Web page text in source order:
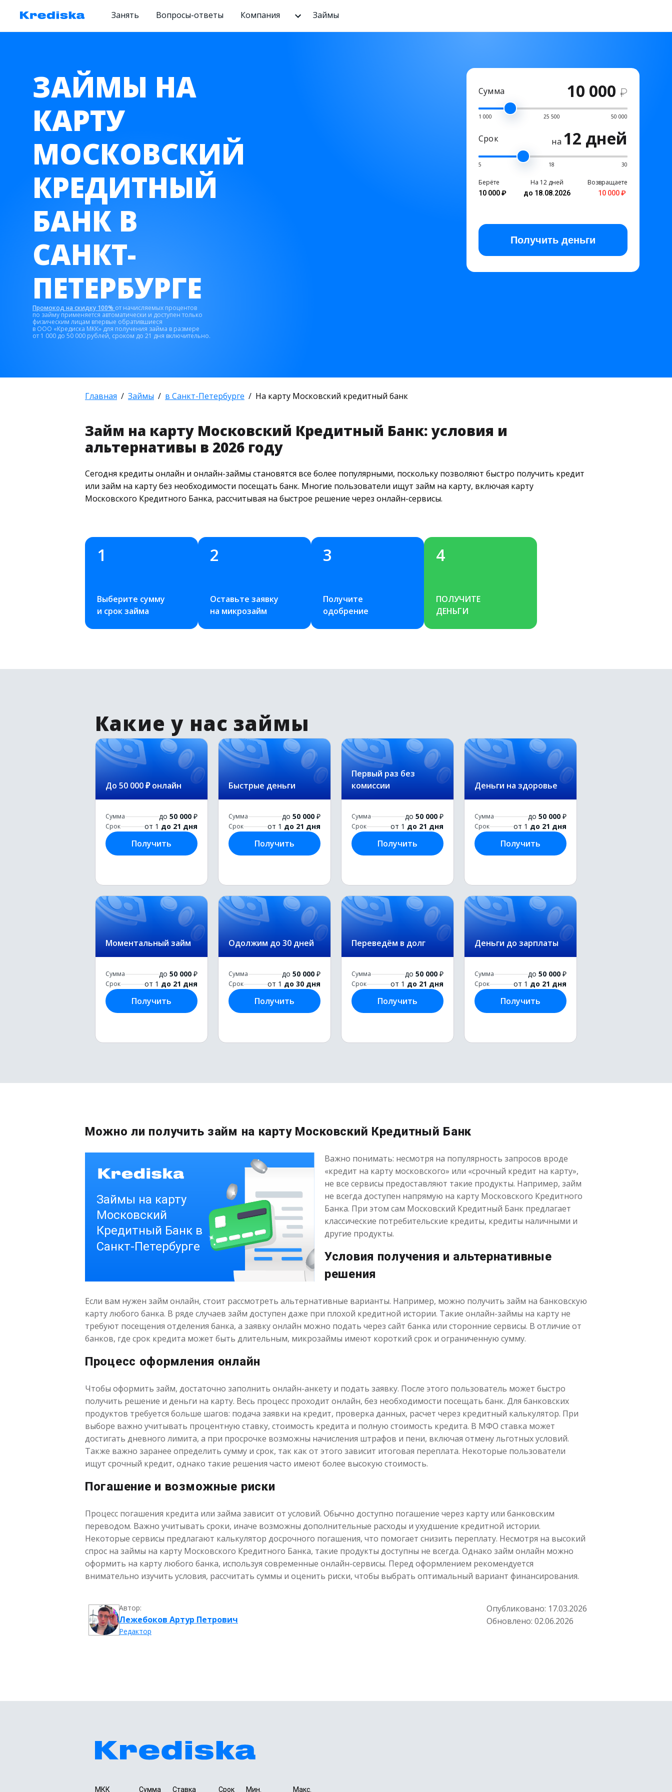
Занять Вопросы-ответы Компания Займы
ЗАЙМЫ НА
КАРТУ
МОСКОВСКИЙ
КРЕДИТНЫЙ
БАНК В
САНКТ-
ПЕТЕРБУРГЕ
Промокод на скидку 100% от начисляемых процентов
по займу применяется автоматически и доступен только
физическим лицам впервые обратившиеся
в ООО «Кредиска МКК» для получения займа в размере
от 1 000 до 50 000 рублей, сроком до 21 дня включительно.
Сумма 10 000 ₽
1 000 25 500 50 000
Срок на 12 дней
5 18 30
Берёте
10 000 ₽
На 12 дней
до 18.08.2026
Возвращаете
10 000 ₽
Получить деньги
Главная Займы в Санкт-Петербурге На карту Московский кредитный банк
Займ на карту Московский Кредитный Банк: условия и
альтернативы в 2026 году
Сегодня кредиты онлайн и онлайн-займы становятся все более популярными, поскольку позволяют быстро получить кредит
или займ на карту без необходимости посещать банк. Многие пользователи ищут займ на карту, включая карту
Московского Кредитного Банка, рассчитывая на быстрое решение через онлайн-сервисы.
1
Выберите сумму
и срок займа
2
Оставьте заявку
на микрозайм
3
Получите
одобрение
4
ПОЛУЧИТЕ
ДЕНЬГИ
Какие у нас займы
До 50 000 ₽ онлайн
Сумма до 50 000 ₽
Срок от 1 до 21 дня
Получить
Быстрые деньги
Сумма до 50 000 ₽
Срок от 1 до 21 дня
Получить
Первый раз без
комиссии
Сумма до 50 000 ₽
Срок от 1 до 21 дня
Получить
Деньги на здоровье
Сумма до 50 000 ₽
Срок от 1 до 21 дня
Получить
Моментальный займ
Сумма до 50 000 ₽
Срок от 1 до 21 дня
Получить
Одолжим до 30 дней
Сумма до 50 000 ₽
Срок от 1 до 30 дня
Получить
Переведём в долг
Сумма до 50 000 ₽
Срок от 1 до 21 дня
Получить
Деньги до зарплаты
Сумма до 50 000 ₽
Срок от 1 до 21 дня
Получить
Можно ли получить займ на карту Московский Кредитный Банк
Важно понимать: несмотря на популярность запросов вроде
«кредит на карту московского» или «срочный кредит на карту»,
не все сервисы предоставляют такие продукты. Например, займ
не всегда доступен напрямую на карту Московского Кредитного
Банка. При этом сам Московский Кредитный Банк предлагает
классические потребительские кредиты, кредиты наличными и
другие продукты.
Условия получения и альтернативные
решения
Если вам нужен займ онлайн, стоит рассмотреть альтернативные варианты. Например, можно получить займ на банковскую
карту любого банка. В ряде случаев займ доступен даже при плохой кредитной истории. Такие онлайн-займы на карту не
требуют посещения отделения банка, а заявку онлайн можно подать через сайт банка или сторонние сервисы. В отличие от
банков, где срок кредита может быть длительным, микрозаймы имеют короткий срок и ограниченную сумму.
Процесс оформления онлайн
Чтобы оформить займ, достаточно заполнить онлайн-анкету и подать заявку. После этого пользователь может быстро
получить решение и деньги на карту. Весь процесс проходит онлайн, без необходимости посещать банк. Для банковских
продуктов требуется больше шагов: подача заявки на кредит, проверка данных, расчет через кредитный калькулятор. При
выборе важно учитывать процентную ставку, стоимость кредита и полную стоимость кредита. В МФО ставка может
достигать дневного лимита, а при просрочке возможны начисления штрафов и пени, включая отмену льготных условий.
Также важно заранее определить сумму и срок, так как от этого зависит итоговая переплата. Некоторые пользователи
ищут срочный кредит, однако такие решения часто имеют более высокую стоимость.
Погашение и возможные риски
Процесс погашения кредита или займа зависит от условий. Обычно доступно погашение через карту или банковским
переводом. Важно учитывать сроки, иначе возможны дополнительные расходы и ухудшение кредитной истории.
Некоторые сервисы предлагают калькулятор досрочного погашения, что помогает снизить переплату. Несмотря на высокий
спрос на займы на карту Московского Кредитного Банка, такие продукты доступны не всегда. Однако займ онлайн можно
оформить на карту любого банка, используя современные онлайн-сервисы. Перед оформлением рекомендуется
внимательно изучить условия, рассчитать суммы и оценить риски, чтобы выбрать оптимальный вариант финансирования.
Автор:
Лежебоков Артур Петрович
Редактор
Опубликовано: 17.03.2026
Обновлено: 02.06.2026
МКК Сумма Ставка Срок Мин. Макс.